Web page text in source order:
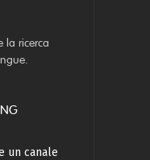
la ricerca
un canale